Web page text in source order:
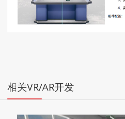
相关VR/AR开发